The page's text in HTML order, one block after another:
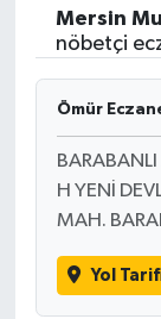
Mersin
nöbetçi
Ömür
H YENİ
MAH.
Yol